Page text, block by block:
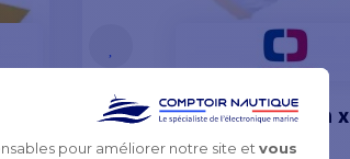
Film de masquage 550m x
50m